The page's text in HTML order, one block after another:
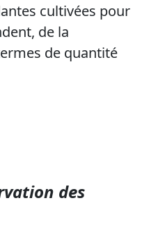
cultivées pour
de la
de quantité
des